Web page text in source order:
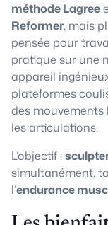
méthode Lagree
Reformer, mais
pensée pour
pratique sur une
appareil
plateformes
des
les articulations.
L’objectif :
simultanément,
l’endurance